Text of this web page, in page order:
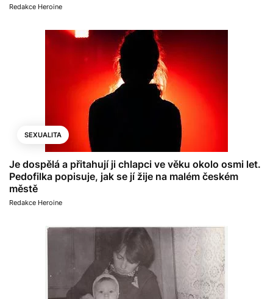
Redakce Heroine
SEXUALITA
Je dospělá a přitahují ji chlapci ve věku okolo osmi let.
Pedofilka popisuje, jak se jí žije na malém českém
městě
Redakce Heroine